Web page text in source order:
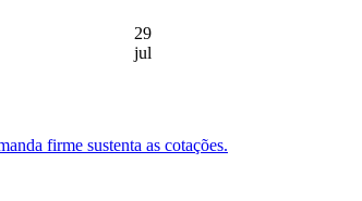
29
jul
firme sustenta as cotações.